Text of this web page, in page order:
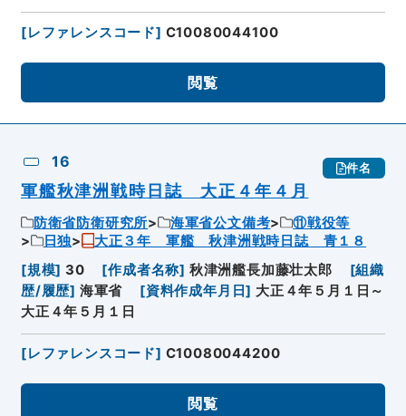
[レファレンスコード] C10080044100
閲覧
16 件名
軍艦秋津洲戦時日誌 大正４年４月
防衛省防衛研究所 海軍省公文備考
⑪戦役等
日独
大正３年 軍艦 秋津洲戦時日誌 青１８
[規模] 30 [作成者名称] 秋津洲艦長加藤壮太郎 [組織
歴/履歴] 海軍省 [資料作成年月日] 大正４年５月１日～
大正４年５月１日
[レファレンスコード] C10080044200
閲覧